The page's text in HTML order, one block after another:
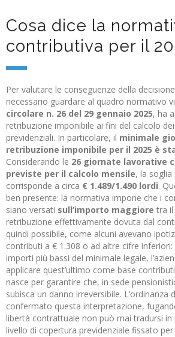
Cosa dice la
contributiva per il
Per valutare le conseguenze della
necessario guardare al quadro normativo
circolare n. 26 del 29 gennaio 2025, ha
retribuzione imponibile ai fini del calcolo
previdenziali. In particolare, il minimale
retribuzione imponibile per il 2025 è
Considerando le 26 giornate lavorative
previste per il calcolo mensile, la
corrisponde a circa € 1.489/1.490 lordi.
ben presente: la normativa impone che i
siano versati sull’importo maggiore tra il
retribuzione effettivamente dovuta dal
quindi possibile, come alcuni avevano
contributi a € 1.308 o ad altre cifre
importi più bassi del minimale legale,
applicare quest’ultimo come base
nasce per garantire che, in sede
subisca un danno irreversibile. L’ordinanza
confermato questa interpretazione,
libertà contrattuale non può mai tradursi in
livello di copertura previdenziale fissato per